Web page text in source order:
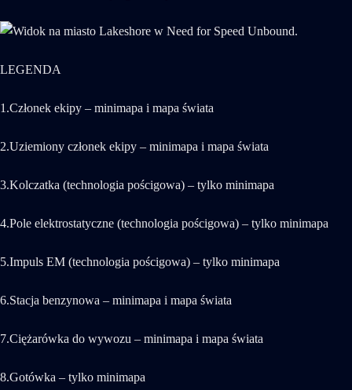
LEGENDA
1.Członek ekipy – minimapa i mapa świata
2.Uziemiony członek ekipy – minimapa i mapa świata
3.Kolczatka (technologia pościgowa) – tylko minimapa
4.Pole elektrostatyczne (technologia pościgowa) – tylko minimapa
5.Impuls EM (technologia pościgowa) – tylko minimapa
6.Stacja benzynowa – minimapa i mapa świata
7.Ciężarówka do wywozu – minimapa i mapa świata
8.Gotówka – tylko minimapa